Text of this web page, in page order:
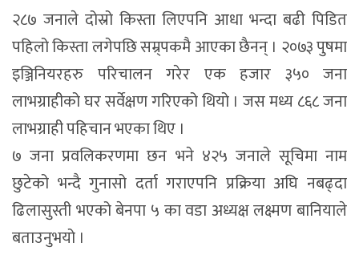
२८७ जनाले दोस्रो किस्ता लिएपनि आधा भन्दा बढी पिडित
पहिलो किस्ता लगेपछि सम्र्पकमै आएका छैनन् । २०७३ पुषमा
इञ्जिनियरहरु परिचालन गरेर एक हजार ३५० जना
लाभग्राहीको घर सर्वेक्षण गरिएको थियो । जस मध्य ८६८ जना
लाभग्राही पहिचान भएका थिए ।
७ जना प्रवलिकरणमा छन भने ४२५ जनाले सूचिमा नाम
छुटेको भन्दै गुनासो दर्ता गराएपनि प्रक्रिया अघि नबढ्दा
ढिलासुस्ती भएको बेनपा ५ का वडा अध्यक्ष लक्ष्मण बानियाले
बताउनुभयो ।